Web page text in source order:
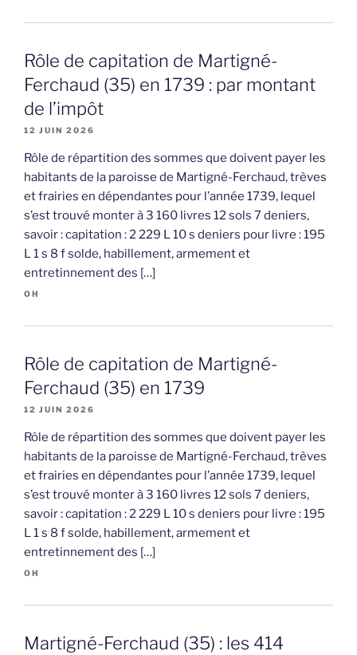
Rôle de capitation de Martigné-
Ferchaud (35) en 1739 : par montant
de l’impôt
12 JUIN 2026
Rôle de répartition des sommes que doivent payer les
habitants de la paroisse de Martigné-Ferchaud, trèves
et frairies en dépendantes pour l’année 1739, lequel
s’est trouvé monter à 3 160 livres 12 sols 7 deniers,
savoir : capitation : 2 229 L 10 s deniers pour livre : 195
L 1 s 8 f solde, habillement, armement et
entretinnement des […]
OH
Rôle de capitation de Martigné-
Ferchaud (35) en 1739
12 JUIN 2026
Rôle de répartition des sommes que doivent payer les
habitants de la paroisse de Martigné-Ferchaud, trèves
et frairies en dépendantes pour l’année 1739, lequel
s’est trouvé monter à 3 160 livres 12 sols 7 deniers,
savoir : capitation : 2 229 L 10 s deniers pour livre : 195
L 1 s 8 f solde, habillement, armement et
entretinnement des […]
OH
Martigné-Ferchaud (35) : les 414